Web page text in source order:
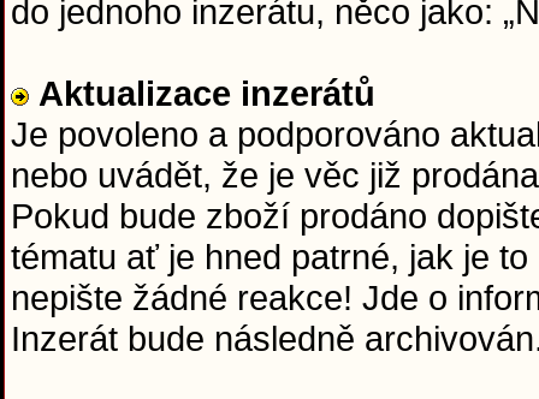
do jednoho inzerátu, něco jako:
Aktualizace inzerátů
Je povoleno a podporováno
nebo uvádět, že je věc již
Pokud bude zboží prodáno
tématu ať je hned patrné, jak je
nepište žádné reakce! Jde o
Inzerát bude následně